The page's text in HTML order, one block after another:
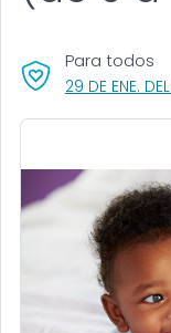
29 DE ENE.
Para todos